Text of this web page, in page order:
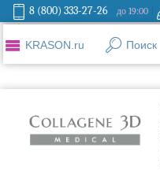
8 (800) 333-27-26 до 19:00
KRASON.ru Поиск